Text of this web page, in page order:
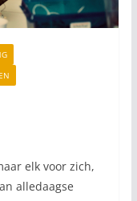
elk voor zich,
alledaagse